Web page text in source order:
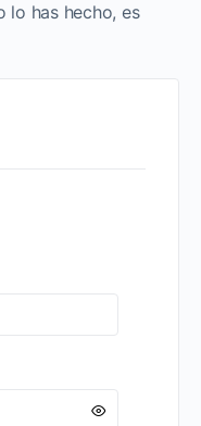
lo has hecho, es